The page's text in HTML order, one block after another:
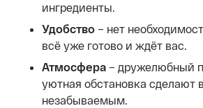
ингредиенты.
Удобство – нет
всё уже готово и ждёт вас.
Атмосфера – дружелюбный
уютная обстановка сделают
незабываемым.